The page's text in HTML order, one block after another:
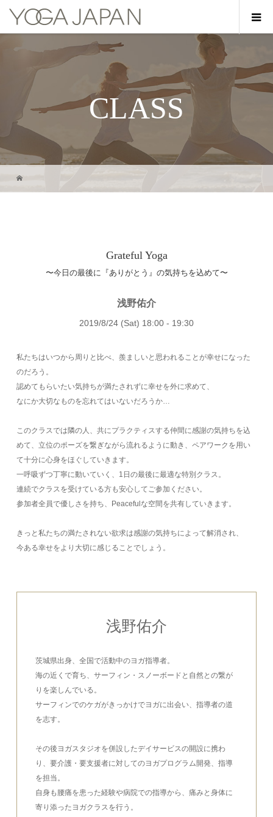
CLASS
Grateful Yoga
〜今日の最後に『ありがとう』の気持ちを込めて〜
浅野佑介
2019/8/24 (Sat) 18:00 - 19:30
私たちはいつから周りと比べ、羨ましいと思われることが幸せになった
のだろう。
認めてもらいたい気持ちが満たされずに幸せを外に求めて、
なにか大切なものを忘れてはいないだろうか…
このクラスでは隣の人、共にプラクティスする仲間に感謝の気持ちを込
めて、立位のポーズを繋ぎながら流れるように動き、ペアワークを用い
て十分に心身をほぐしていきます。
一呼吸ずつ丁寧に動いていく、1日の最後に最適な特別クラス。
連続でクラスを受けている方も安心してご参加ください。
参加者全員で優しさを持ち、Peacefulな空間を共有していきます。
きっと私たちの満たされない欲求は感謝の気持ちによって解消され、
今ある幸せをより大切に感じることでしょう。
浅野佑介
茨城県出身、全国で活動中のヨガ指導者。
海の近くで育ち、サーフィン・スノーボードと自然との繋が
りを楽しんでいる。
サーフィンでのケガがきっかけでヨガに出会い、指導者の道
を志す。
その後ヨガスタジオを併設したデイサービスの開設に携わ
り、要介護・要支援者に対してのヨガプログラム開発、指導
を担当。
自身も腰痛を患った経験や病院での指導から、痛みと身体に
寄り添ったヨガクラスを行う。